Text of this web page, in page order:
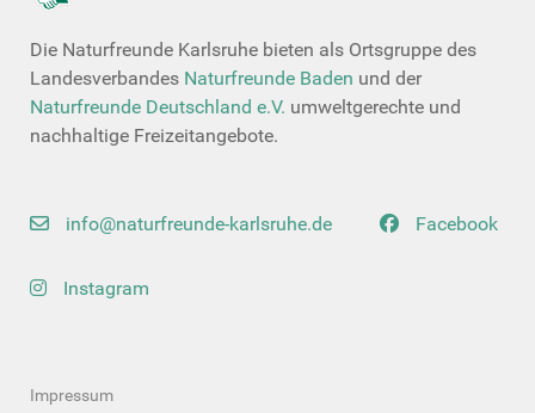
Die Naturfreunde Karlsruhe bieten als Ortsgruppe des
Landesverbandes Naturfreunde Baden und der
Naturfreunde Deutschland e.V. umweltgerechte und
nachhaltige Freizeitangebote.
info@naturfreunde-karlsruhe.de Facebook
Instagram
Impressum